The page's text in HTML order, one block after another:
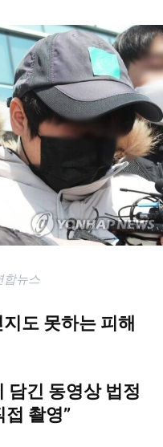
합뉴스
도 못하는 피해
담긴 동영상 법정
촬영”